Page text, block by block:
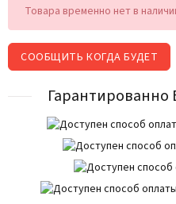
Товара временно нет в
СООБЩИТЬ КОГДА БУДЕТ
Гарантированно